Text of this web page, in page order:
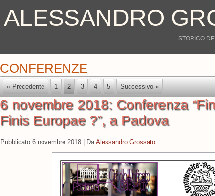
ALESSANDRO
STORICO
CONFERENZE
« Precedente 1 2 3 4 5 Successivo »
6 novembre 2018: Conferenza
Finis Europae ?”, a Padova
Pubblicato 6 novembre 2018 Da Alessandro Grossato